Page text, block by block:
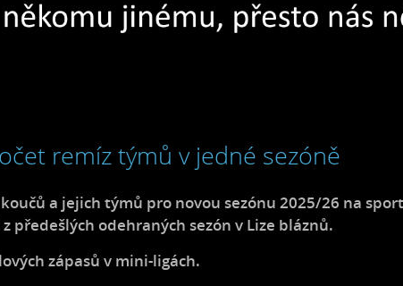
remíz týmů v jedné sezóně
a jejich týmů pro novou sezónu 2025/26 na
předešlých odehraných sezón v Lize bláznů.
zápasů v mini-ligách.